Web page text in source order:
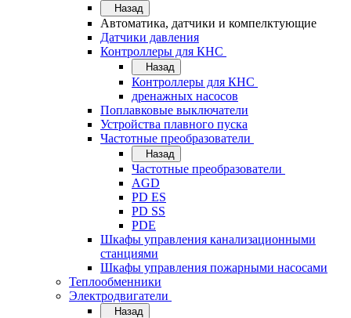
Назад
Автоматика, датчики и компелктующие
Датчики давления
Контроллеры для КНС
Назад
Контроллеры для КНС
дренажных насосов
Поплавковые выключатели
Устройства плавного пуска
Частотные преобразователи
Назад
Частотные преобразователи
AGD
PD ES
PD SS
PDE
Шкафы управления канализационными
станциями
Шкафы управления пожарными насосами
Теплообменники
Электродвигатели
Назад